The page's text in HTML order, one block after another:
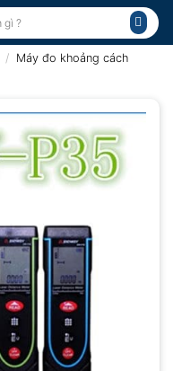
/ Máy đo khoảng cách